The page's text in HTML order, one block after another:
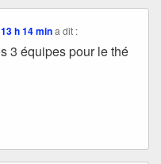
h 14 min a dit :
3 équipes pour le thé